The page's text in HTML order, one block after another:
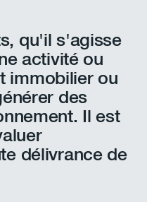
qu'il s'agisse
activité ou
immobilier ou
des
Il est
délivrance de